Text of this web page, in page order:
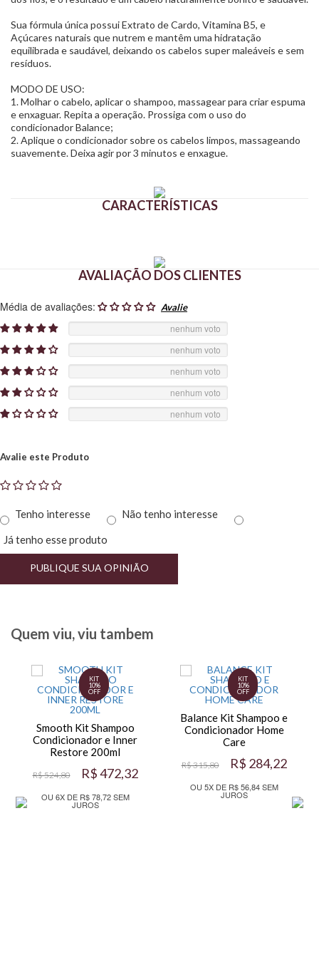
Sua fórmula única possui Extrato de Cardo, Vitamina B5, e
Açúcares naturais que nutrem e mantêm uma hidratação
equilibrada e saudável, deixando os cabelos super maleáveis e sem
resíduos.
MODO DE USO:
1. Molhar o cabelo, aplicar o shampoo, massagear para criar espuma
e enxaguar. Repita a operação. Prossiga com o uso do
condicionador Balance;
2. Aplique o condicionador sobre os cabelos limpos, massageando
suavemente. Deixa agir por 3 minutos e enxague.
CARACTERÍSTICAS
AVALIAÇÃO DOS CLIENTES
Média de avaliações:
nenhum voto
nenhum voto
nenhum voto
nenhum voto
nenhum voto
Avalie este Produto
Tenho interesse
Não tenho interesse
Já tenho esse produto
PUBLIQUE SUA OPINIÃO
Quem viu, viu tambem
KIT
10%
OFF
Smooth Kit Shampoo
Condicionador e Inner
Restore 200ml
R$ 524,80 R$ 472,32
OU 6X DE R$ 78,72 SEM
JUROS
KIT
10%
OFF
Balance Kit Shampoo e
Condicionador Home
Care
R$ 315,80 R$ 284,22
OU 5X DE R$ 56,84 SEM
JUROS